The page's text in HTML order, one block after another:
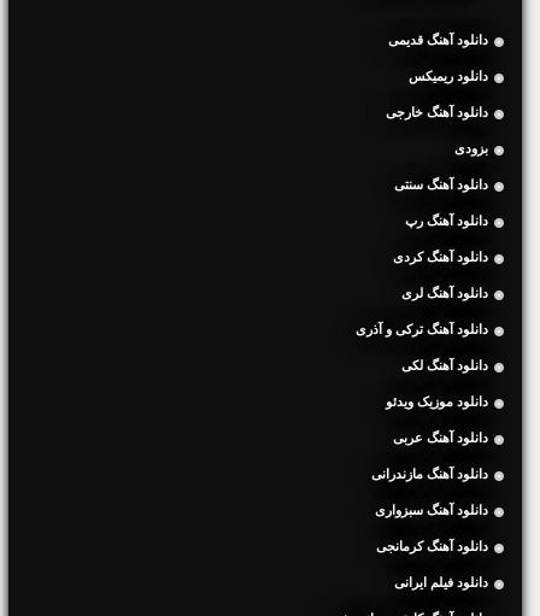
دانلود آهنگ قدیمی
دانلود ریمیکس
دانلود آهنگ خارجی
بزودی
دانلود آهنگ سنتی
دانلود آهنگ رپ
دانلود آهنگ کردی
دانلود آهنگ لری
دانلود آهنگ ترکی و آذری
دانلود آهنگ لکی
دانلود موزیک ویدئو
دانلود آهنگ عربی
دانلود آهنگ مازندرانی
دانلود آهنگ سبزواری
دانلود آهنگ کرمانجی
دانلود فیلم ایرانی